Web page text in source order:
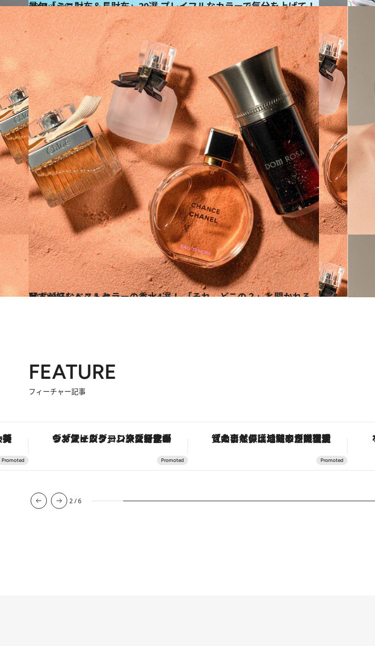
2021.1.16
最旬「ミニ財布＆長財布」20選 プレイフルなカラーで気分を上げて！
ファッション
2020.9.24
万人が好むベストセラーの香水4選！ 「それ、どこの？」と聞かれるはず♡
ビューティ＆ヘルス
FEATURE
フィーチャー記事
ヴァシュロン・コンスタンタン「オーヴァーシーズ・オートマティック」。旅愛好家のお気に入りコレクションから、ジェンダーレスな新作が登場 「大事なのは地域の意識を変えること」。ロレックス賞受賞の自然保護活動家が実現させたナイジェリアの自然環境の復活 【夏限定ディナーコース】旬を迎える稚鮎や花ズッキーニなどをイタリア・トスカーナの郷土料理の手法で満喫！
3/6